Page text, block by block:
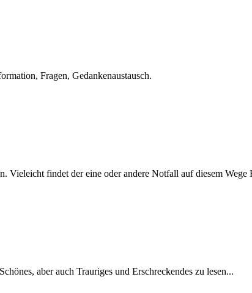
Fragen, Gedankenaustausch.
Vieleicht findet der eine oder andere Notfall auf diesem Wege
aber auch Trauriges und Erschreckendes zu lesen...